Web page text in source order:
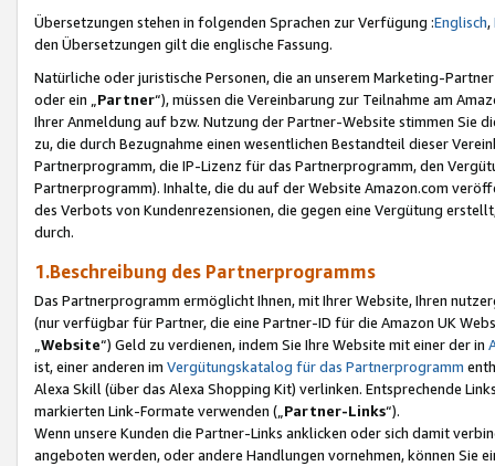
Übersetzungen stehen in folgenden Sprachen zur Verfügung :Englisch,
den Übersetzungen gilt die englische Fassung.
Natürliche oder juristische Personen, die an unserem Marketing-
oder ein „Partner“), müssen die Vereinbarung zur Teilnahme am
Ihrer Anmeldung auf bzw. Nutzung der Partner-Website stimmen Sie
zu, die durch Bezugnahme einen wesentlichen Bestandteil dieser
Partnerprogramm, die IP-Lizenz für das Partnerprogramm, den
Partnerprogramm). Inhalte, die du auf der Website Amazon.com
des Verbots von Kundenrezensionen, die gegen eine Vergütung
durch.
1.Beschreibung des Partnerprogramms
Das Partnerprogramm ermöglicht Ihnen, mit Ihrer Website, Ihren
(nur verfügbar für Partner, die eine Partner-ID für die Amazon UK
Website“) Geld zu verdienen, indem Sie Ihre Website mit einer der in
ist, einer anderen im Vergütungskatalog für das Partnerprogramm
Alexa Skill (über das Alexa Shopping Kit) verlinken. Entsprechende
markierten Link-Formate verwenden („ Partner-Links“).
Wenn unsere Kunden die Partner-Links anklicken oder sich damit
angeboten werden, oder andere Handlungen vornehmen, können Sie